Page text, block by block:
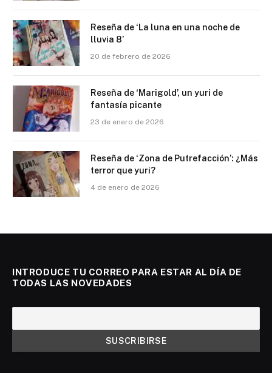
Reseña de ‘La luna en una noche de
lluvia 8’
20 de febrero de 2026
Reseña de ‘Marigold’, un yuri de
fantasía picante
23 de enero de 2026
Reseña de ‘Zona de Putrefacción’: ¿Más
terror que yuri?
4 de enero de 2026
INTRODUCE TU CORREO PARA ESTAR AL DÍA DE
TODAS LAS NOVEDADES